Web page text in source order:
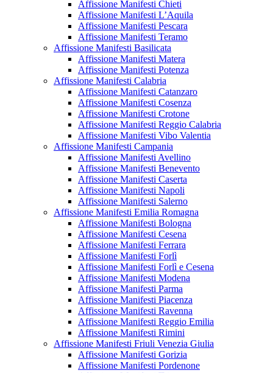
Affissione Manifesti Chieti
Affissione Manifesti L’Aquila
Affissione Manifesti Pescara
Affissione Manifesti Teramo
Affissione Manifesti Basilicata
Affissione Manifesti Matera
Affissione Manifesti Potenza
Affissione Manifesti Calabria
Affissione Manifesti Catanzaro
Affissione Manifesti Cosenza
Affissione Manifesti Crotone
Affissione Manifesti Reggio Calabria
Affissione Manifesti Vibo Valentia
Affissione Manifesti Campania
Affissione Manifesti Avellino
Affissione Manifesti Benevento
Affissione Manifesti Caserta
Affissione Manifesti Napoli
Affissione Manifesti Salerno
Affissione Manifesti Emilia Romagna
Affissione Manifesti Bologna
Affissione Manifesti Cesena
Affissione Manifesti Ferrara
Affissione Manifesti Forlì
Affissione Manifesti Forlì e Cesena
Affissione Manifesti Modena
Affissione Manifesti Parma
Affissione Manifesti Piacenza
Affissione Manifesti Ravenna
Affissione Manifesti Reggio Emilia
Affissione Manifesti Rimini
Affissione Manifesti Friuli Venezia Giulia
Affissione Manifesti Gorizia
Affissione Manifesti Pordenone